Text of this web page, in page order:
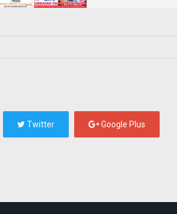
Twitter Google Plus